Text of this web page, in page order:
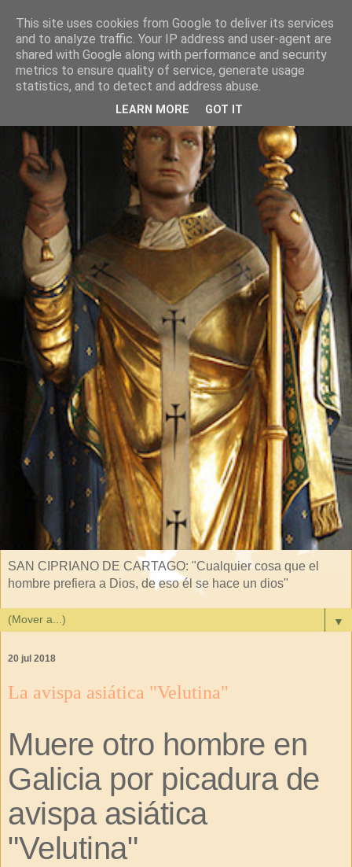
SAN CIPRIANO DE CARTAGO: "Cualquier cosa que el
hombre prefiera a Dios, de eso él se hace un dios"
▼
20 jul 2018
La avispa asiática "Velutina"
Muere otro hombre en
Galicia por picadura de
avispa asiática
"Velutina"
This site uses cookies from Google to deliver its services
and to analyze traffic. Your IP address and user-agent are
shared with Google along with performance and security
metrics to ensure quality of service, generate usage
statistics, and to detect and address abuse.
LEARN MORE GOT IT